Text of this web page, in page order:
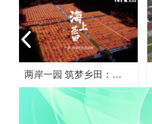
两岸一园 筑梦乡田：…